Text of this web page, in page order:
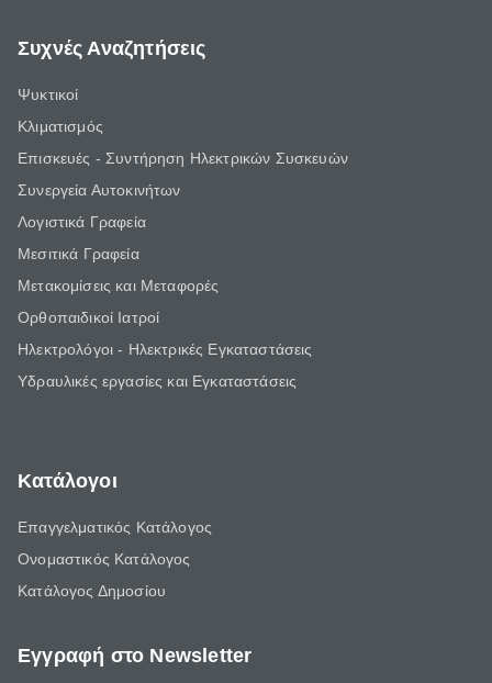
Συχνές Αναζητήσεις
Ψυκτικοί
Κλιματισμός
Επισκευές - Συντήρηση Ηλεκτρικών Συσκευών
Συνεργεία Αυτοκινήτων
Λογιστικά Γραφεία
Μεσιτικά Γραφεία
Μετακομίσεις και Μεταφορές
Ορθοπαιδικοί Ιατροί
Ηλεκτρολόγοι - Ηλεκτρικές Εγκαταστάσεις
Υδραυλικές εργασίες και Εγκαταστάσεις
Κατάλογοι
Επαγγελματικός Κατάλογος
Ονομαστικός Κατάλογος
Κατάλογος Δημοσίου
Εγγραφή στο Newsletter